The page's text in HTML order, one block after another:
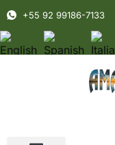
+55 92 99186-7133